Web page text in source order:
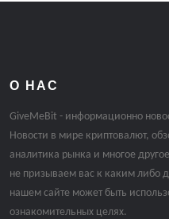
О НАС
GiveMeBit - информационно
Новости в мире криптовалют,
аналитика рынка и многое
не призываем вас к каким либо
нашем сайте может быть
ознакомительных целях.